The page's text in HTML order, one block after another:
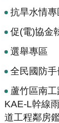
抗旱水情專
促(電)協金
選舉專區
全民國防
蘆竹區南
KAE-L幹線
道工程鄰房